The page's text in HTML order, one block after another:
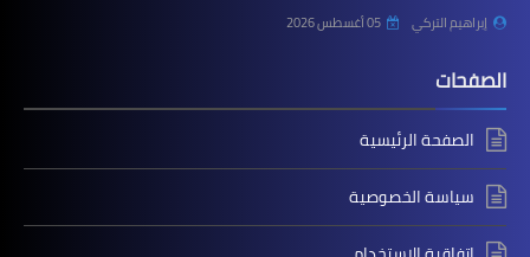
إبراهيم التركي 05 أغسطس 2026
الصفحات
الصفحة الرئيسية
سياسة الخصوصية